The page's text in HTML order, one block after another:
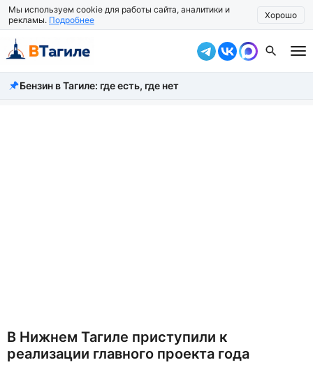
Мы используем cookie для работы сайта, аналитики и
рекламы. Подробнее Хорошо
Все новости
Бензин в Тагиле: где есть, где нет
В Нижнем Тагиле приступили к
реализации главного проекта года